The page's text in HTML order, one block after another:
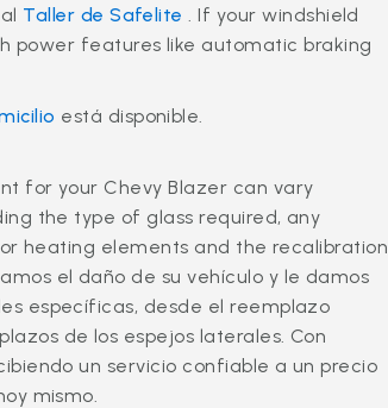
Taller de Safelite. If your windshield
power features like automatic braking
está disponible.
for your Chevy Blazer can vary
the type of glass required, any
heating elements and the recalibration
el daño de su vehículo y le damos
específicas, desde el reemplazo
de los espejos laterales. Con
un servicio confiable a un precio
mismo.